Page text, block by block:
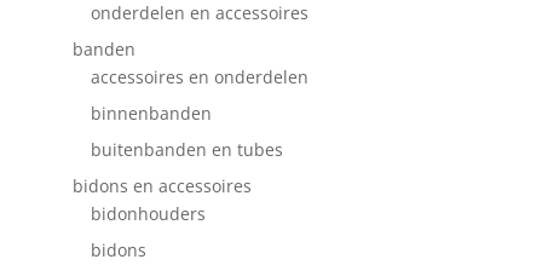
onderdelen en accessoires
banden
accessoires en onderdelen
binnenbanden
buitenbanden en tubes
bidons en accessoires
bidonhouders
bidons